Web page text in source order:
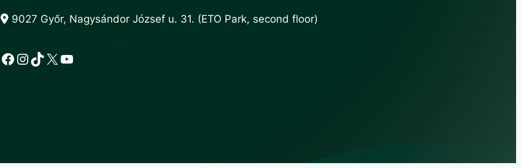
9027 Győr, Nagysándor József u. 31. (ETO Park, second floor)
Facebook
Instagram
TikTok
X YouTube